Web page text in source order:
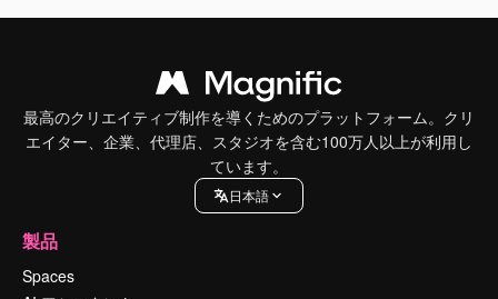
最高のクリエイティブ制作を導くためのプラットフォーム。クリ
エイター、企業、代理店、スタジオを含む100万人以上が利用し
ています。
日本語
製品
Spaces